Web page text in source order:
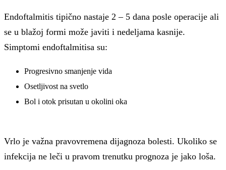
Endoftalmitis tipično nastaje 2 – 5 dana posle operacije ali
se u blažoj formi može javiti i nedeljama kasnije.
Simptomi endoftalmitisa su:
Progresivno smanjenje vida
Osetljivost na svetlo
Bol i otok prisutan u okolini oka
Vrlo je važna pravovremena dijagnoza bolesti. Ukoliko se
infekcija ne leči u pravom trenutku prognoza je jako loša.